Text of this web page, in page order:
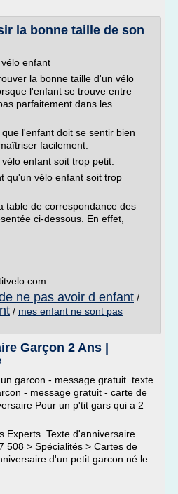
la bonne taille de son
enfant
la bonne taille d'un vélo
l'enfant se trouve entre
parfaitement dans les
l'enfant doit se sentir bien
facilement.
enfant soit trop petit.
qu'un vélo enfant soit trop
table de correspondance des
ci-dessous. En effet,
ne pas avoir d enfant /
/ mes enfant ne sont pas
Garçon 2 Ans |
garcon - message gratuit. texte
- message gratuit - carte de
Pour un p'tit gars qui a 2
Experts. Texte d'anniversaire
508 > Spécialités > Cartes de
d'un petit garcon né le